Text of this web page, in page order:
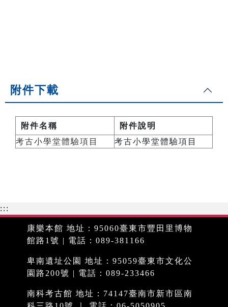
附件下載
附件名稱
附件說明
考古小學堂體驗項目
考古小學堂體驗項目
:::
康樂本館 地址：95060臺東市豐田里博物
館路1號 | 電話：089-381166
卑南遺址公園 地址：95059臺東市文化公
園路200號 | 電話：089-233466
南科考古館 地址：74147臺南市新市區南